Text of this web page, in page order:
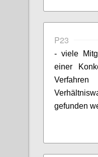
P23
- viele
einer
gefunden